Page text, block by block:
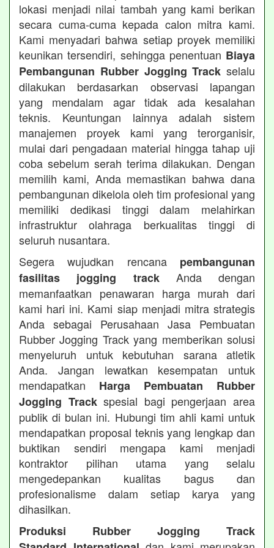
lokasi menjadi nilai tambah yang kami berikan
secara cuma-cuma kepada calon mitra kami.
Kami menyadari bahwa setiap proyek memiliki
keunikan tersendiri, sehingga penentuan Biaya
Pembangunan Rubber Jogging Track selalu
dilakukan berdasarkan observasi lapangan
yang mendalam agar tidak ada kesalahan
teknis. Keuntungan lainnya adalah sistem
manajemen proyek kami yang terorganisir,
mulai dari pengadaan material hingga tahap uji
coba sebelum serah terima dilakukan. Dengan
memilih kami, Anda memastikan bahwa dana
pembangunan dikelola oleh tim profesional yang
memiliki dedikasi tinggi dalam melahirkan
infrastruktur olahraga berkualitas tinggi di
seluruh nusantara.
Segera wujudkan rencana pembangunan
fasilitas jogging trackAnda dengan
memanfaatkan penawaran harga murah dari
kami hari ini. Kami siap menjadi mitra strategis
Anda sebagai Perusahaan Jasa Pembuatan
Rubber Jogging Track yang memberikan solusi
menyeluruh untuk kebutuhan sarana atletik
Anda. Jangan lewatkan kesempatan untuk
mendapatkan Harga Pembuatan Rubber
Jogging Trackspesial bagi pengerjaan area
publik di bulan ini. Hubungi tim ahli kami untuk
mendapatkan proposal teknis yang lengkap dan
buktikan sendiri mengapa kami menjadi
kontraktor pilihan utama yang selalu
mengedepankan kualitas bagus dan
profesionalisme dalam setiap karya yang
dihasilkan.
Produksi Rubber Jogging Track